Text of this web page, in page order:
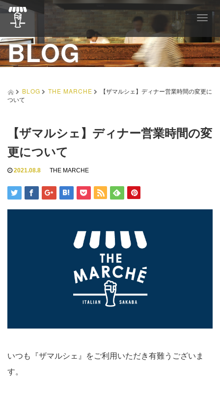
T
g
g
l
e
a
a
t
BLOG
BLOG THE MARCHE
【ザマルシェ】ディナー営業時間の変更に
ついて
【ザマルシェ】ディナー営業時間の変
更について
2021.08.8 THE MARCHE
いつも『ザマルシェ』をご利用いただき有難うございま
す。